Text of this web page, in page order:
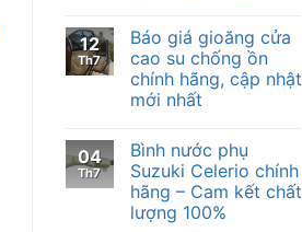
12
Th7
Báo giá gioăng cửa
cao su chống ồn
chính hãng, cập nhật
mới nhất
04
Th7
Bình nước phụ
Suzuki Celerio chính
hãng – Cam kết chất
lượng 100%